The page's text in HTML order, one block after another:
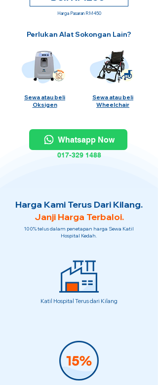
Harga Pasaran RM450
Perlukan Alat Sokongan Lain?
Sewa atau beli
Oksigen
Sewa atau beli
Wheelchair
Whatsapp Now
017-329 1488
Harga Kami Terus Dari Kilang.
Janji Harga Terbaloi.
100% telus dalam penetapan harga Sewa Katil
Hospital Kedah.
Katil Hospital Terus dari Kilang